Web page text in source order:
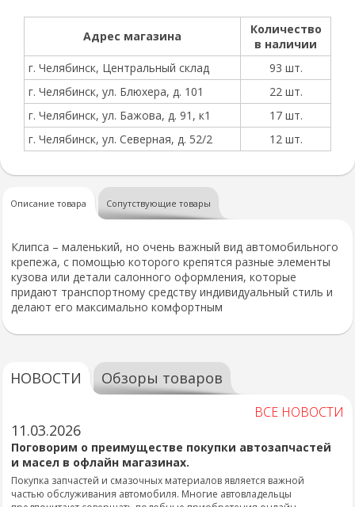
Адрес магазина
Количество
в наличии
г. Челябинск, Центральный склад
93 шт.
г. Челябинск, ул. Блюхера, д. 101
22 шт.
г. Челябинск, ул. Бажова, д. 91, к1
17 шт.
г. Челябинск, ул. Северная, д. 52/2
12 шт.
Описание товара Сопутствующие товары
Клипса – маленький, но очень важный вид автомобильного
крепежа, с помощью которого крепятся разные элементы
кузова или детали салонного оформления, которые
придают транспортному средству индивидуальный стиль и
делают его максимально комфортным
НОВОСТИ Обзоры товаров
ВСЕ НОВОСТИ
11.03.2026
Поговорим о преимуществе покупки автозапчастей
и масел в офлайн магазинах.
Покупка запчастей и смазочных материалов является важной
частью обслуживания автомобиля. Многие автовладельцы